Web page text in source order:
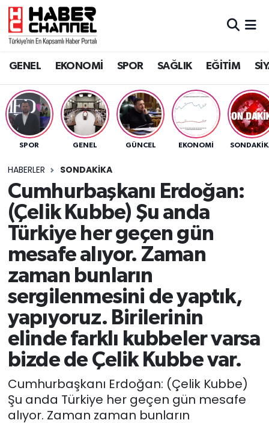
GENEL EKONOMİ SPOR SAĞLIK EĞİTİM
SPOR GENEL GÜNCEL EKONOMİ
HABERLER SONDAKIKA
Cumhurbaşkanı Erdoğan:
(Çelik Kubbe) Şu anda
Türkiye her geçen gün
mesafe alıyor. Zaman
zaman bunların
sergilenmesini de yaptık,
yapıyoruz. Birilerinin
elinde farklı kubbeler varsa
bizde de Çelik Kubbe var.
Cumhurbaşkanı Erdoğan: (Çelik Kubbe)
Şu anda Türkiye her geçen gün mesafe
alıyor. Zaman zaman bunların
GENEL
SPOR
SAĞLIK
EĞİTİM
SİYASET
MAGAZİN
Nöbetçi Eczaneler
Trafik Durumu
Süper Lig Puan Durumu ve Fikstür
Tüm Manşetler
Son Dakika Haberleri
Haber Arşivi